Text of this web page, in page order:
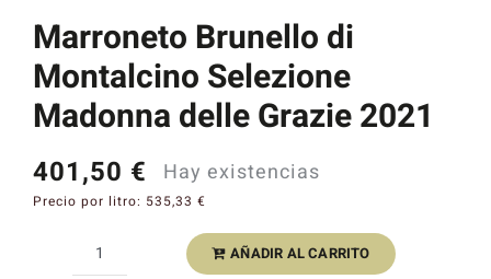
Marroneto Brunello di
Montalcino Selezione
Madonna delle Grazie 2021
401,50 € Hay existencias
Precio por litro: 535,33 €
Marroneto
AÑADIR AL CARRITO